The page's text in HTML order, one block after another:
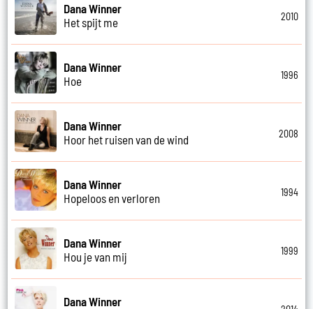
Dana Winner
Het spijt me
2010
Dana Winner
Hoe
1996
Dana Winner
Hoor het ruisen van de wind
2008
Dana Winner
Hopeloos en verloren
1994
Dana Winner
Hou je van mij
1999
Dana Winner